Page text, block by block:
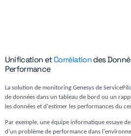
Unification etCorrélationdes
Performance
La solution de monitoring Genesys de
de données dans un tableau de bord ou un
les données et d'estimer les performances du
Par exemple, une équipe informatique essaye
d'un problème de performance dans